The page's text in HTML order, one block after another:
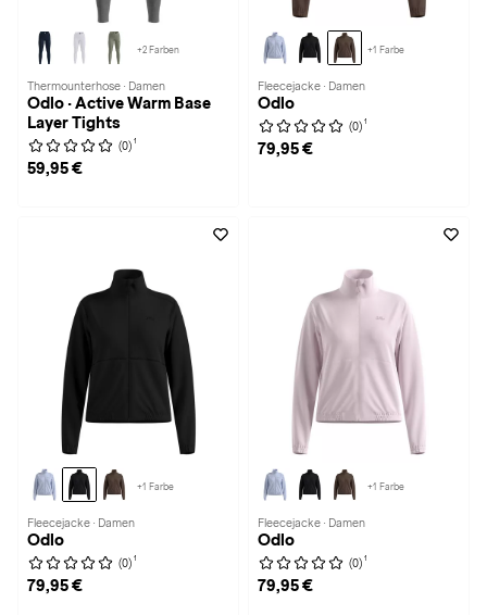
+2 Farben
Thermounterhose · Damen
Odlo · Active Warm Base
Layer Tights
(0) 1
59,95 €
+1 Farbe
Fleecejacke · Damen
Odlo
(0) 1
79,95 €
+1 Farbe
Fleecejacke · Damen
Odlo
(0) 1
79,95 €
+1 Farbe
Fleecejacke · Damen
Odlo
(0) 1
79,95 €